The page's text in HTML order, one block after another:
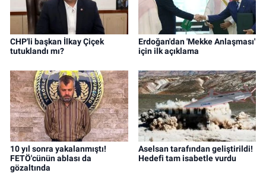
CHP'li başkan İlkay Çiçek
tutuklandı mı?
Erdoğan'dan 'Mekke Anlaşması'
için ilk açıklama
10 yıl sonra yakalanmıştı!
FETÖ'cünün ablası da
gözaltında
Aselsan tarafından geliştirildi!
Hedefi tam isabetle vurdu